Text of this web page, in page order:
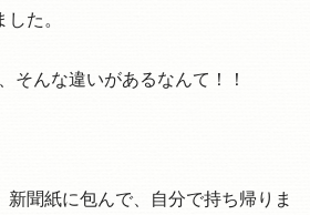
た。
そんな違いがあるなんて！！
新聞紙に包んで、自分で持ち帰りま